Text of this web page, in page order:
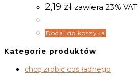
2,19 zł zawiera 23% VAT
Dodaj do koszyka
Kategorie produktów
chcę zrobić coś ładnego